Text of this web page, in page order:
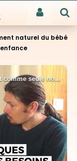
naturel du bébé